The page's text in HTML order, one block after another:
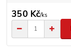
350 Kč/ks